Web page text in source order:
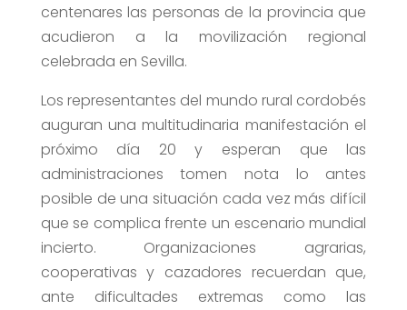
centenares las personas de la provincia que
acudieron a la movilización regional
celebrada en Sevilla.
Los representantes del mundo rural cordobés
auguran una multitudinaria manifestación el
próximo día 20 y esperan que las
administraciones tomen nota lo antes
posible de una situación cada vez más difícil
que se complica frente un escenario mundial
incierto. Organizaciones agrarias,
cooperativas y cazadores recuerdan que,
ante dificultades extremas como las